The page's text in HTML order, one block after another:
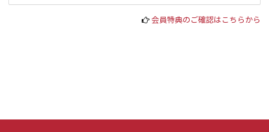
会員特典のご確認はこちらから